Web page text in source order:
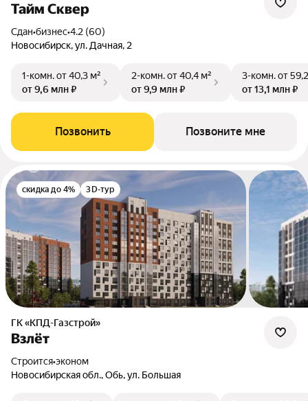
Тайм Сквер
Сдан•бизнес•4.2 (60)
Новосибирск, ул. Дачная, 2
1-комн.от 40,3 м²
от 9,6 млн ₽
2-комн.от 40,4 м²
от 9,9 млн ₽
3-комн.от
от 13,1 млн ₽
Позвонить Позвоните мне
скидка до 4% 3D-тур
ГК «КПД-Газстрой»
Взлёт
Строится•эконом
Новосибирская обл., Обь, ул. Большая